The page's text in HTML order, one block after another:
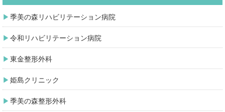
季美の森リハビリテーション病院
令和リハビリテーション病院
東金整形外科
姫島クリニック
季美の森整形外科